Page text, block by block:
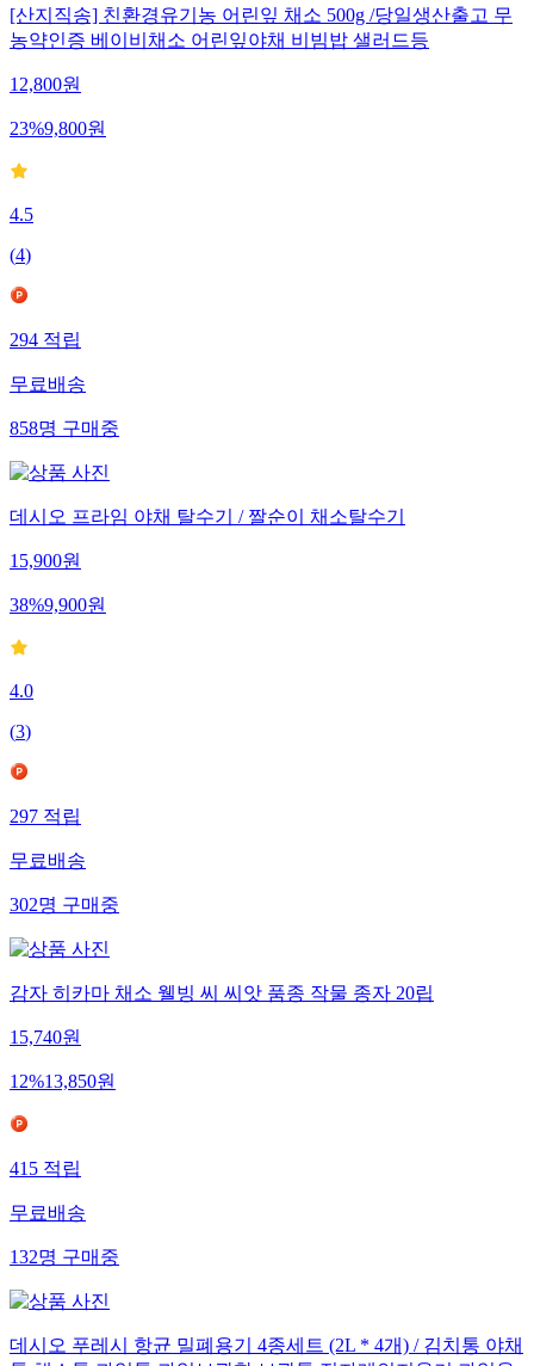
[산지직송] 친환경유기농 어린잎 채소 500g /당일생산출고 무
농약인증 베이비채소 어린잎야채 비빔밥 샐러드등
12,800원
23%9,800원
4.5
(4)
294적립
무료배송
858명구매중
데시오 프라임 야채 탈수기 / 짤순이 채소탈수기
15,900원
38%9,900원
4.0
(3)
297적립
무료배송
302명구매중
감자 히카마 채소 웰빙 씨 씨앗 품종 작물 종자 20립
15,740원
12%13,850원
415적립
무료배송
132명구매중
데시오 푸레시 항균 밀폐용기 4종세트 (2L * 4개) / 김치통 야채